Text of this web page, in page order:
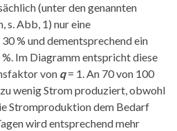
(unter den genannten
s. Abb, 1) nur eine
% und dementsprechend ein
Im Diagramm entspricht diese
von q= 1. An 70 von 100
wenig Strom produziert, obwohl
Stromproduktion dem Bedarf
wird entsprechend mehr